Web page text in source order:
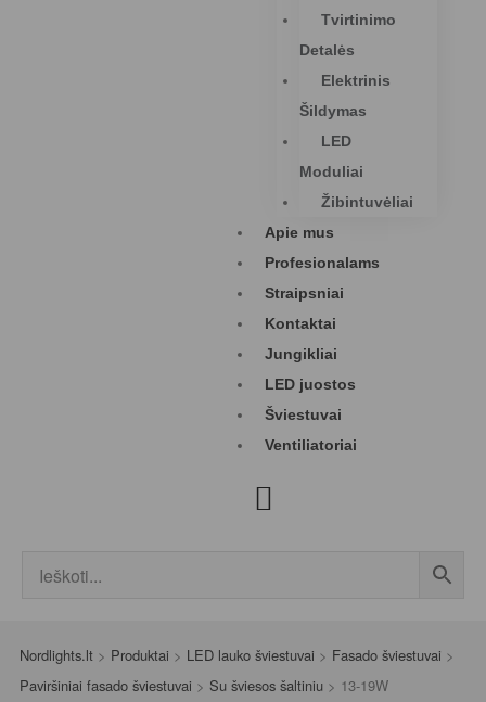
Tvirtinimo
Detalės
Elektrinis
Šildymas
LED
Moduliai
Žibintuvėliai
Apie mus
Profesionalams
Straipsniai
Kontaktai
Jungikliai
LED juostos
Šviestuvai
Ventiliatoriai
Nordlights.lt > Produktai > LED lauko šviestuvai > Fasado šviestuvai >
Paviršiniai fasado šviestuvai > Su šviesos šaltiniu > 13-19W